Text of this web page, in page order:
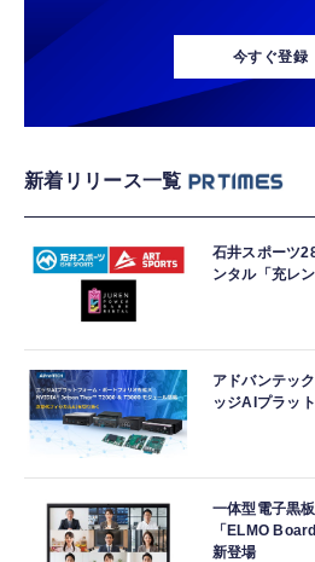
今すぐ登録
新着リリース一覧
石井スポーツ
ンタル「充レ
アドバンテッ
ッジAIプラッ
一体型電子黒
「ELMO
新登場